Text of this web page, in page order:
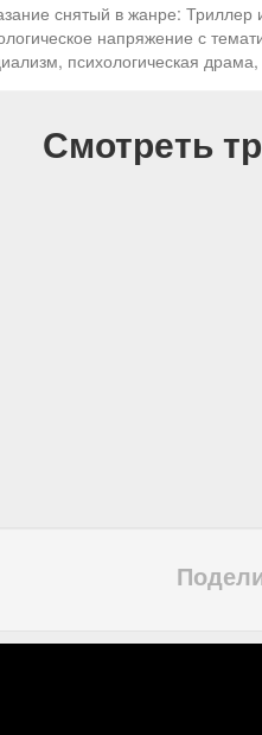
снятый в жанре: Триллер
напряжение с
психологическая
Смотреть